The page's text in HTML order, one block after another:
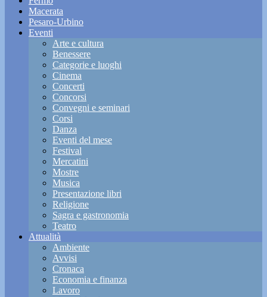
Macerata
Pesaro-Urbino
Eventi
Arte e cultura
Benessere
Categorie e luoghi
Cinema
Concerti
Concorsi
Convegni e seminari
Corsi
Danza
Eventi del mese
Festival
Mercatini
Mostre
Musica
Presentazione libri
Religione
Sagra e gastronomia
Teatro
Attualità
Ambiente
Avvisi
Cronaca
Economia e finanza
Lavoro